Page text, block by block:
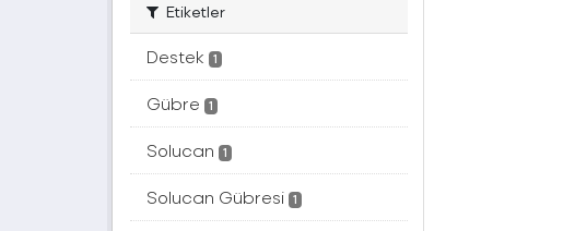
Etiketler
Destek 1
Gübre 1
Solucan 1
Solucan Gübresi 1